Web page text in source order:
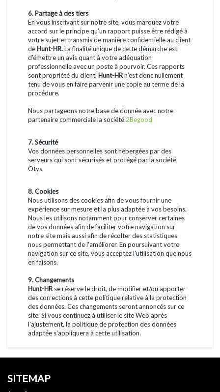
6. Partage à des tiers
En vous inscrivant sur notre site, vous marquez votre
accord sur le principe qu’un rapport puisse être rédigé à
votre sujet et transmis de manière confidentielle au client
de Hunt-HR.La finalité unique de cette démarche est
d’émettre un avis quant à votre adéquation
professionnelle avec un poste à pourvoir. Ces rapports
sont propriété du client, Hunt-HRn’est donc nullement
tenu de vous en faire parvenir une copie au terme de la
procédure.
Nous partageons notre base de donnée avec notre
partenaire commerciale la société 2Begood
7. Sécurité
Vos données personnelles sont hébergées par des
serveurs qui sont sécurisés et protégé par la société
Otys.
8. Cookies
Nous utilisons des cookies afin de vous fournir une
expérience sur mesure et la plus adaptée à vos besoins.
Nous les utilisons notamment pour conserver certaines
de vos données afin de faciliter votre navigation sur
notre site mais aussi afin de récolter des statistiques
nous permettant de l'améliorer. En poursuivant votre
navigation sur ce site, vous acceptez l'utilisation que nous
en faisons.
9. Changements
Hunt-HR se réserve le droit, de modifier et/ou apporter
des corrections à cette politique relative à la protection
des données. Ces changements seront annoncés sur ce
site. Si vous continuez à utiliser le site Web après
l'ajustement, la politique de protection des données
adaptée s'appliquera à cette utilisation.
SITEMAP